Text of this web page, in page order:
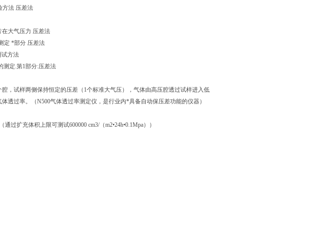
方法 压差法
在大气压力 压差法
定 *部分 压差法
试方法
测定.第1部分:压差法
，试样两侧保持恒定的压差（1个标准大气压），气体由高压腔透过试样进入低
透过率。（N500气体透过率测定仪，是行业内*具备自动保压差功能的仪器）
通过扩充体积上限可测试600000 cm3/（m2•24h•0.1Mpa））